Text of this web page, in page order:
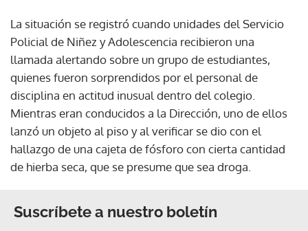
La situación se registró cuando unidades del Servicio
Policial de Niñez y Adolescencia recibieron una
llamada alertando sobre un grupo de estudiantes,
quienes fueron sorprendidos por el personal de
disciplina en actitud inusual dentro del colegio.
Mientras eran conducidos a la Dirección, uno de ellos
lanzó un objeto al piso y al verificar se dio con el
hallazgo de una cajeta de fósforo con cierta cantidad
de hierba seca, que se presume que sea droga.
Suscríbete a nuestro boletín